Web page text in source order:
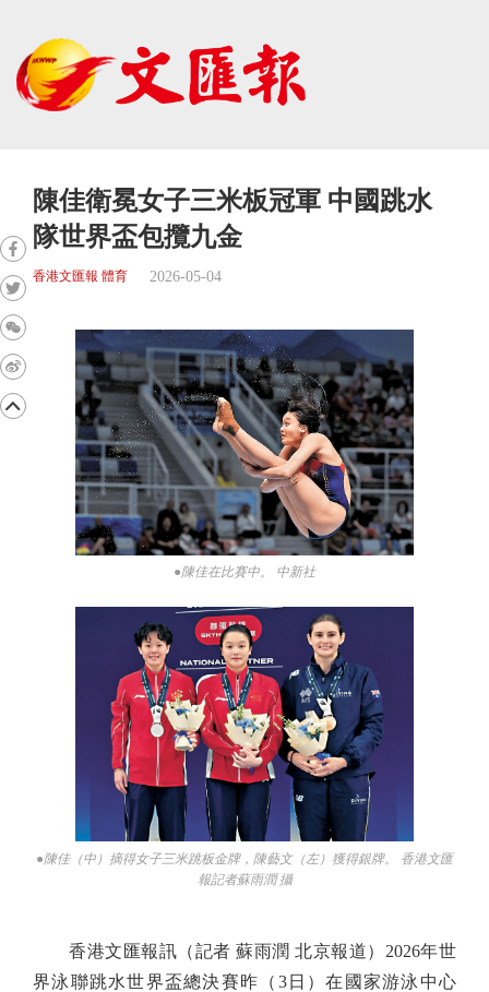
陳佳衛冕女子三米板冠軍 中國跳水
隊世界盃包攬九金
香港文匯報 體育 2026-05-04
●陳佳在比賽中。 中新社
●陳佳（中）摘得女子三米跳板金牌，陳藝文（左）獲得銀牌。 香港文匯
報記者蘇雨潤 攝
香港文匯報訊（記者 蘇雨潤 北京報道）2026年世
界泳聯跳水世界盃總決賽昨（3日）在國家游泳中心